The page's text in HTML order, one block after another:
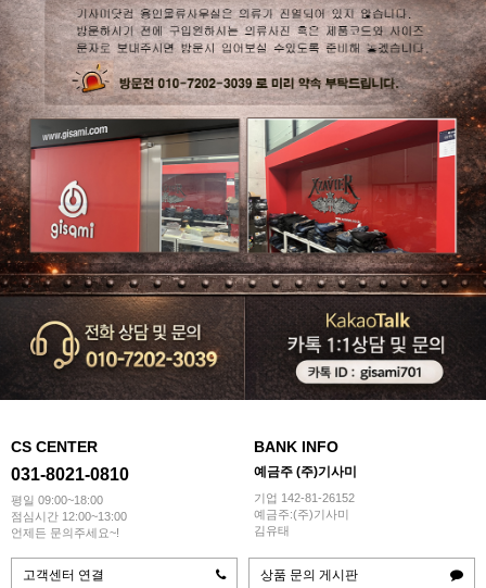
CS CENTER
031-8021-0810
평일 09:00~18:00
점심시간 12:00~13:00
언제든 문의주세요~!
BANK INFO
예금주 (주)기사미
기업 142-81-26152
예금주:(주)기사미
김유태
고객센터 연결 상품 문의 게시판